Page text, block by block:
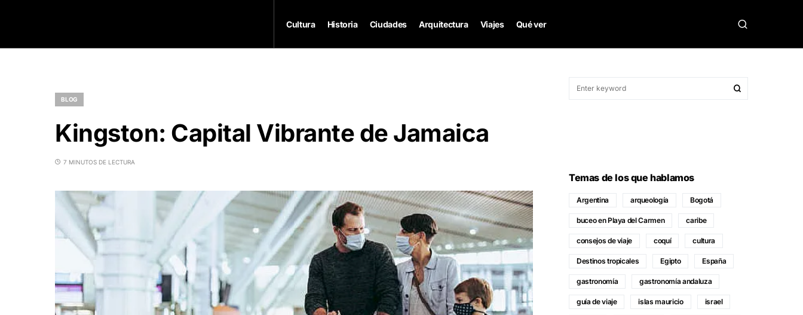
Cultura Historia Ciudades Arquitectura Viajes Qué ver
BLOG
Kingston: Capital Vibrante de Jamaica
7 MINUTOS DE LECTURA
Temas de los que hablamos
Argentina arqueología Bogotá
buceo en Playa del Carmen caribe
consejos de viaje coquí cultura
Destinos tropicales Egipto España
gastronomía gastronomía andaluza
guía de viaje islas mauricio israel